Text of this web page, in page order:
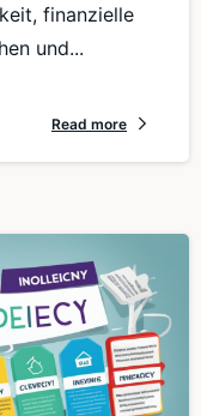
finanzielle
und...
Read more